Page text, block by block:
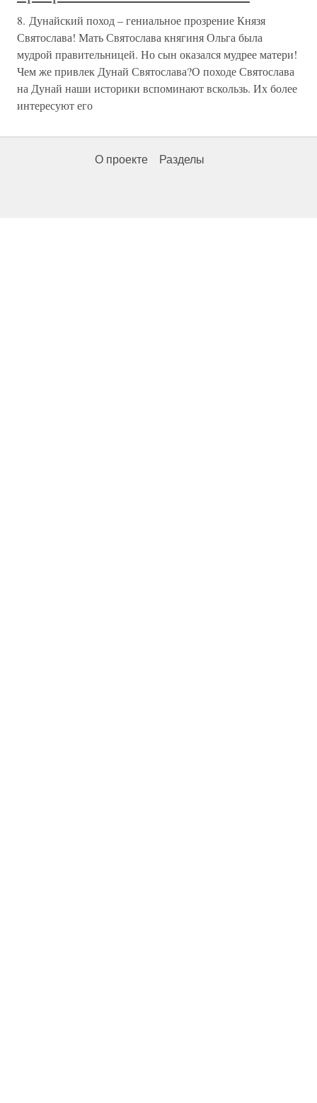
8. Дунайский поход – гениальное прозрение Князя
Святослава! Мать Святослава княгиня Ольга была
мудрой правительницей. Но сын оказался мудрее матери!
Чем же привлек Дунай Святослава?О походе Святослава
на Дунай наши историки вспоминают вскользь. Их более
интересуют его
О проекте Разделы